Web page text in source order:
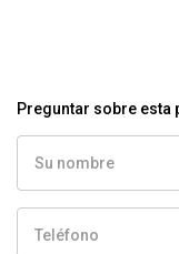
Preguntar sobre esta